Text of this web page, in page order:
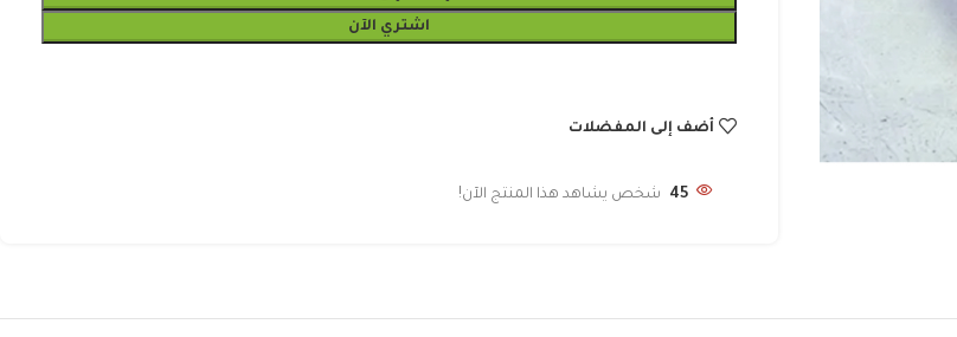
اشتري الآن
أضف إلى المفضلات
45 شخص يشاهد هذا المنتج الآن!